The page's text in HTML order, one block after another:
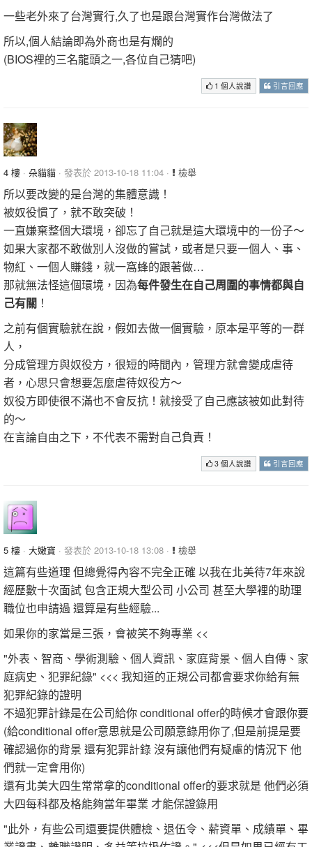
一些老外來了台灣實行,久了也是跟台灣實作台灣做法了
所以,個人結論即為外商也是有爛的
(BIOS裡的三名龍頭之一,各位自己猜吧)
1 個人說讚 引言回應
4 樓 · 朵貓貓 · 發表於 2013-10-18 11:04 · 檢舉
所以要改變的是台灣的集體意識！
被奴役慣了，就不敢突破！
一直嫌棄整個大環境，卻忘了自己就是這大環境中的一份子～
如果大家都不敢做別人沒做的嘗試，或者是只要一個人、事、
物紅、一個人賺錢，就一窩蜂的跟著做…
那就無法怪這個環境，因為每件發生在自己周圍的事情都與自
己有關 ！
之前有個實驗就在說，假如去做一個實驗，原本是平等的一群
人，
分成管理方與奴役方，很短的時間內，管理方就會變成虐待
者，心思只會想要怎麼虐待奴役方～
奴役方即使很不滿也不會反抗！就接受了自己應該被如此對待
的～
在言論自由之下，不代表不需對自己負責！
3 個人說讚 引言回應
5 樓 · 大嫩寶 · 發表於 2013-10-18 13:08 · 檢舉
這篇有些道理 但總覺得內容不完全正確 以我在北美待7年來說
經歷數十次面試 包含正規大型公司 小公司 甚至大學裡的助理
職位也申請過 還算是有些經驗...
如果你的家當是三張，會被笑不夠專業 <<
"外表、智商、學術測驗、個人資訊、家庭背景、個人自傳、家
庭病史、犯罪紀錄" <<< 我知道的正規公司都會要求你給有無
犯罪紀錄的證明
不過犯罪計錄是在公司給你 conditional offer的時候才會跟你要
(給conditional offer意思就是公司願意錄用你了,但是前提是要
確認過你的背景 還有犯罪計錄 沒有讓他們有疑慮的情況下 他
們就一定會用你)
還有北美大四生常常拿的conditional offer的要求就是 他們必須
大四每科都及格能夠當年畢業 才能保證錄用
"此外，有些公司還要提供體檢、退伍令、薪資單、成績單、畢